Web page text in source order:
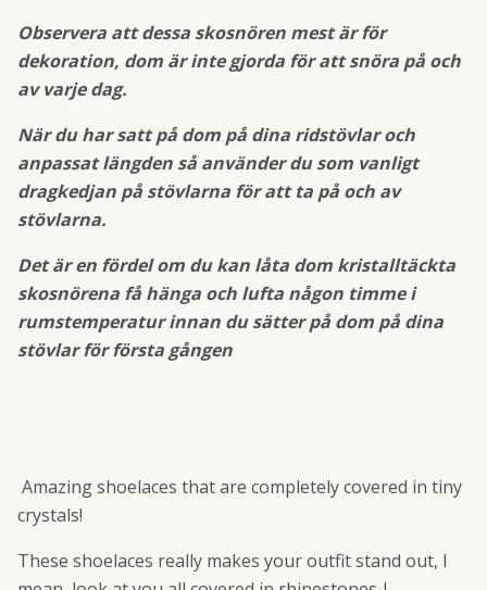
Observera att dessa skosnören mest är för
dekoration, dom är inte gjorda för att snöra på och
av varje dag.
När du har satt på dom på dina ridstövlar och
anpassat längden så använder du som vanligt
dragkedjan på stövlarna för att ta på och av
stövlarna.
Det är en fördel om du kan låta dom kristalltäckta
skosnörena få hänga och lufta någon timme i
rumstemperatur innan du sätter på dom på dina
stövlar för första gången
Amazing shoelaces that are completely covered in tiny
crystals!
These shoelaces really makes your outfit stand out, I